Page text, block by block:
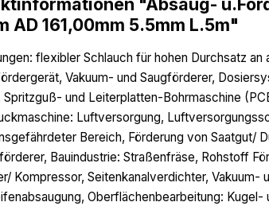
"Absaug-
AD 161,00mm 5.5mm L.5m"
flexibler Schlauch für hohen Durchsatz
Vakuum- und Saugförderer,
Spritzguß- und Leiterplatten-Bohrmaschine
Luftversorgung,
Bereich, Förderung von Saatgut/
Bauindustrie: Straßenfräse, Rohstoff
Kompressor, Seitenkanalverdichter,
Oberflächenbearbeitung: